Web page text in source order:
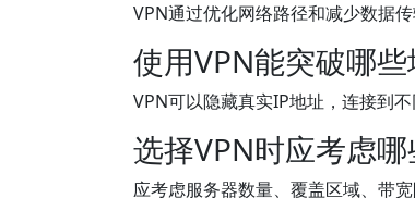
VPN通过优化网络路径和减少数据
使用VPN能突破哪些
VPN可以隐藏真实IP地址，连接到
选择VPN时应考虑哪
应考虑服务器数量、覆盖区域、带